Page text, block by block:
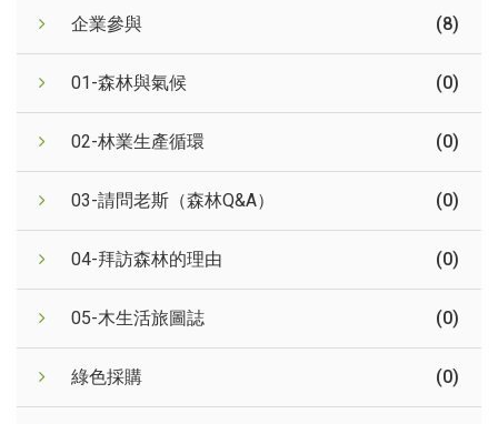
企業參與 (8)
01-森林與氣候 (0)
02-林業生產循環 (0)
03-請問老斯（森林Q&A） (0)
04-拜訪森林的理由 (0)
05-木生活旅圖誌 (0)
綠色採購 (0)